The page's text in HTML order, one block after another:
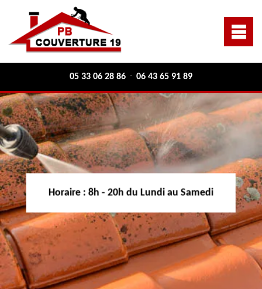
05 33 06 28 86 - 06 43 65 91 89
Horaire : 8h - 20h du Lundi au Samedi